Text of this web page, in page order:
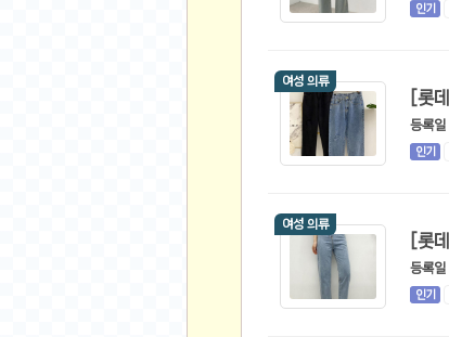
디지털 기기 인증샷
공연 인증샷
요리 인증샷
신차 인증샷
암호화폐
코인원(Coinone)
바이낸스(Binance)
바이비트(Bybit)
인기
여성 의류
등록일
인기
여성 의류
등록일
인기